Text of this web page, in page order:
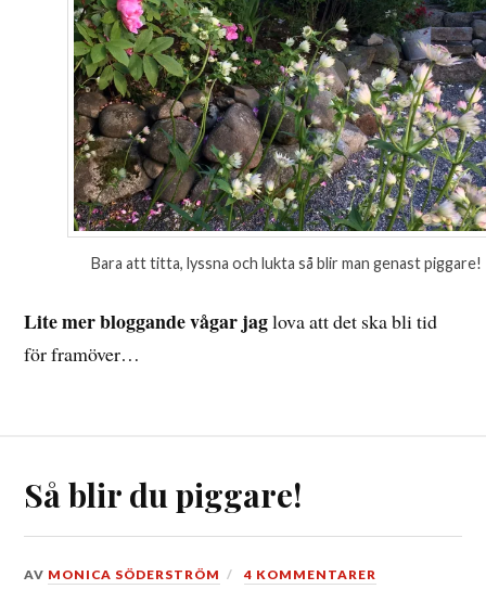
Bara att titta, lyssna och lukta så blir man genast piggare!
Lite mer bloggande vågar jaglova att det ska bli tid
för framöver…
Så blir du piggare!
DEN
AV MONICA SÖDERSTRÖM 4 KOMMENTARER